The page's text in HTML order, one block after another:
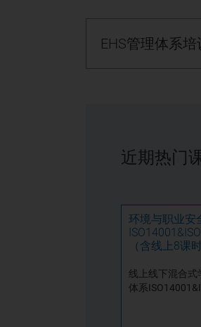
EHS管理体系培
近期热门
环境与职业安
（含线上8课时
线上线下混合式
体系